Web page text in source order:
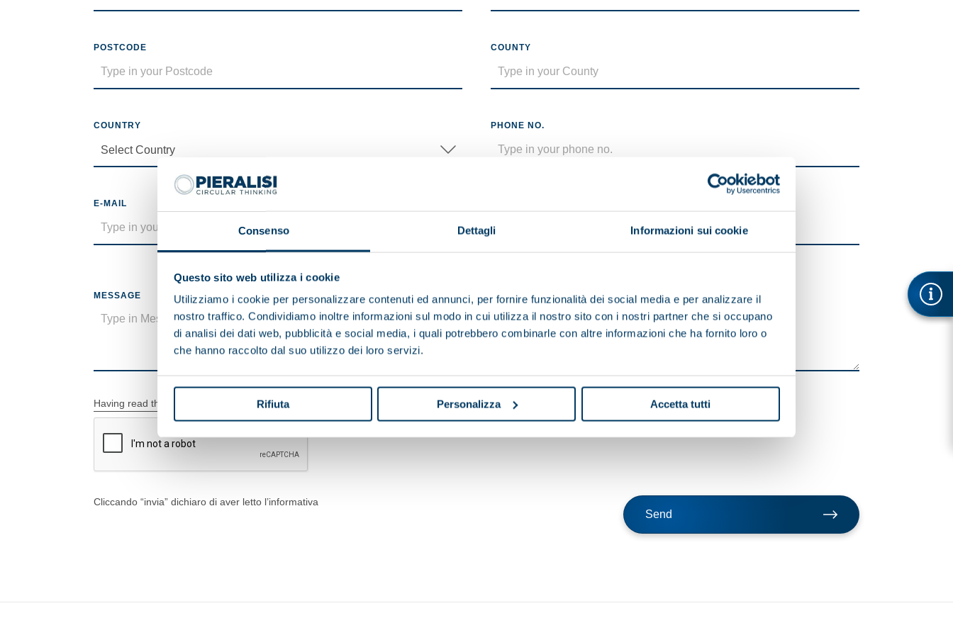
Consenso Dettagli Informazioni sui cookie
Questo sito web utilizza i cookie
Utilizziamo i cookie per personalizzare contenuti ed annunci, per fornire funzionalità dei social media e per analizzare il
nostro traffico. Condividiamo inoltre informazioni sul modo in cui utilizza il nostro sito con i nostri partner che si occupano
di analisi dei dati web, pubblicità e social media, i quali potrebbero combinarle con altre informazioni che ha fornito loro o
che hanno raccolto dal suo utilizzo dei loro servizi.
Rifiuta Personalizza Accetta tutti
POSTCODE COUNTY
COUNTRY PHONE NO.
E-MAIL
Maximum size 5MB (.pdf)
MESSAGE
Having read the information on the processing of data
Cliccando “invia” dichiaro di aver letto l’informativa
Send